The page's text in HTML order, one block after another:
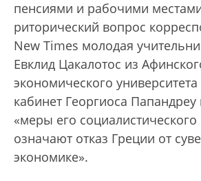
пенсиями и рабочими
риторический вопрос
New Times молодая
Евклид Цакалотос из
экономического
кабинет Георгиоса Папандреу
«меры его социалистического
означают отказ Греции от
экономике».